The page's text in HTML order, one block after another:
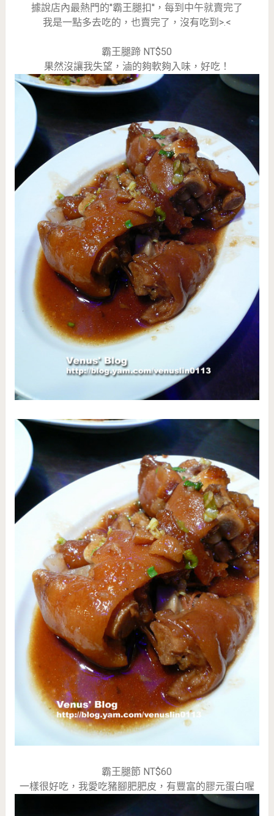
據說店內最熱門的''霸王腿扣''，每到中午就賣完了
我是一點多去吃的，也賣完了，沒有吃到>.<
霸王腿蹄 NT$50
果然沒讓我失望，滷的夠軟夠入味，好吃！
霸王腿節 NT$60
一樣很好吃，我愛吃豬腳肥肥皮，有豐富的膠元蛋白喔